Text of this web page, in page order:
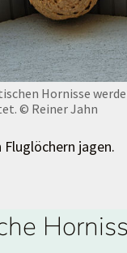
Hornisse
© Reiner Jahn
jagen.